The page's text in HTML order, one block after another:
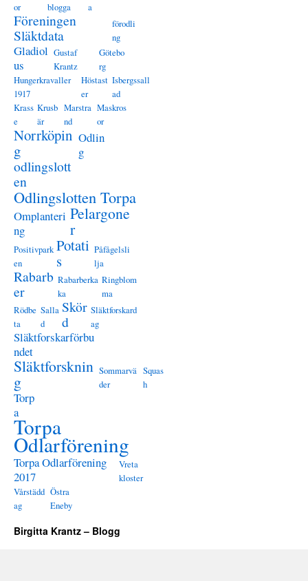
or
blogga
a
Föreningen
Släktdata
förodli
ng
Gladiol
us
Gustaf
Krantz
Götebo
rg
Hungerkravaller
1917
Höstast
er
Isbergssall
ad
Krass
e
Krusb
är
Marstra
nd
Maskros
or
Norrköpin
g
Odlin
g
odlingslott
en
Odlingslotten Torpa
Omplanteri
ng
Pelargone
r
Positivpark
en
Potati
s
Påfågelsli
lja
Rabarb
er
Rabarberka
ka
Ringblom
ma
Rödbe
ta
Salla
d
Skör
d
Släktforskard
ag
Släktforskarförbu
ndet
Släktforsknin
g
Sommarvä
der
Squas
h
Torp
a
Torpa
Odlarförening
Torpa Odlarförening
2017
Vreta
kloster
Vårstädd
ag
Östra
Eneby
Birgitta Krantz – Blogg